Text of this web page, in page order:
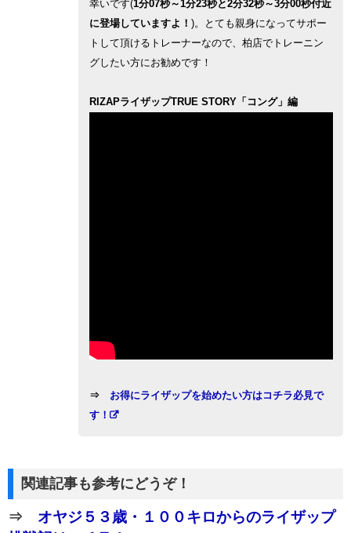
幸いです(1分07秒～1分23秒と2分32秒～3分00秒付近
に登場していますよ！ )。とても親身になってサポー
トして頂けるトレーナーなので、柏店でトレーニン
グしたい方にお勧めです！
RIZAPライザップTRUE STORY「コング」編
⇒
お得にライザップを始めたい方はコチラ必見で
す！
関連記事も参考にどうぞ！
⇒ オヤジ５３歳・１００キロからのライザップ